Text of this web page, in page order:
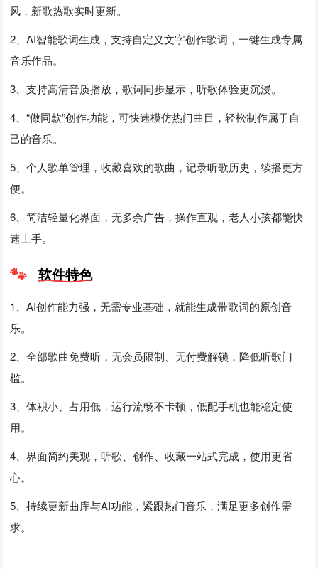
风，新歌热歌实时更新。
2、AI智能歌词生成，支持自定义文字创作歌词，一键生成专属
音乐作品。
3、支持高清音质播放，歌词同步显示，听歌体验更沉浸。
4、“做同款”创作功能，可快速模仿热门曲目，轻松制作属于自
己的音乐。
5、个人歌单管理，收藏喜欢的歌曲，记录听歌历史，续播更方
便。
6、简洁轻量化界面，无多余广告，操作直观，老人小孩都能快
速上手。
软件特色
1、AI创作能力强，无需专业基础，就能生成带歌词的原创音
乐。
2、全部歌曲免费听，无会员限制、无付费解锁，降低听歌门
槛。
3、体积小、占用低，运行流畅不卡顿，低配手机也能稳定使
用。
4、界面简约美观，听歌、创作、收藏一站式完成，使用更省
心。
5、持续更新曲库与AI功能，紧跟热门音乐，满足更多创作需
求。